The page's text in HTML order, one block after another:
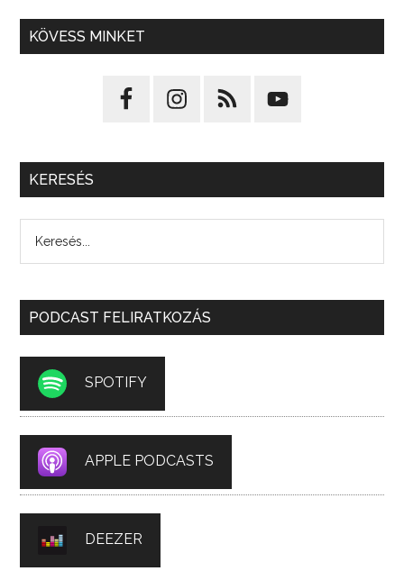
KÖVESS MINKET
KERESÉS
PODCAST FELIRATKOZÁS
SPOTIFY
APPLE PODCASTS
DEEZER